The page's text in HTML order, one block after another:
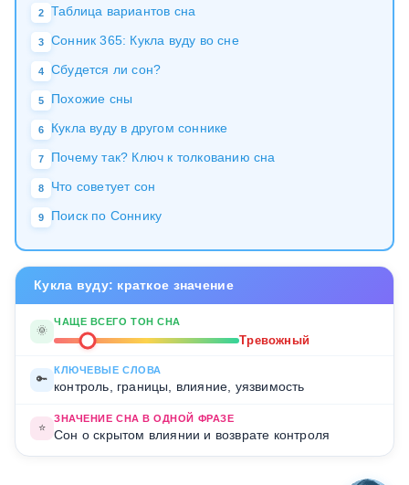
2 Таблица вариантов сна
3 Сонник 365: Кукла вуду во сне
4 Сбудется ли сон?
5 Похожие сны
6 Кукла вуду в другом соннике
7 Почему так? Ключ к толкованию сна
8 Что советует сон
9 Поиск по Соннику
Кукла вуду: краткое значение
🌞
ЧАЩЕ ВСЕГО ТОН СНА
Тревожный
🔑
КЛЮЧЕВЫЕ СЛОВА
контроль, границы, влияние, уязвимость
⭐
ЗНАЧЕНИЕ СНА В ОДНОЙ ФРАЗЕ
Сон о скрытом влиянии и возврате контроля